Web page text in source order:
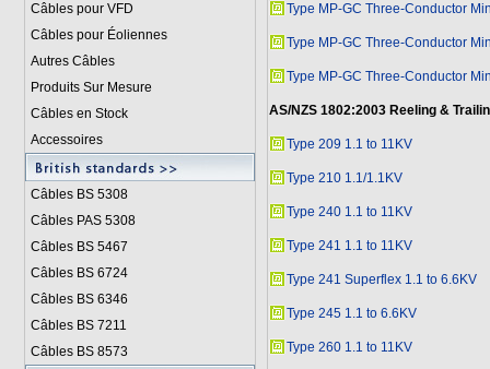
Câbles pour VFD
Câbles pour Éoliennes
Autres Câbles
Produits Sur Mesure
Câbles en Stock
Accessoires
Câbles BS 5308
Câbles PAS 5308
Câbles BS 5467
Câbles BS 6724
Câbles BS 6346
Câbles BS 7211
Câbles BS 8573
Type MP-GC Three-Conductor
Type MP-GC Three-Conductor
Type MP-GC Three-Conductor
AS/NZS 1802:2003Reeling &
Type 209 1.1 to 11KV
Type 210 1.1/1.1KV
Type 240 1.1 to 11KV
Type 241 1.1 to 11KV
Type 241 Superflex 1.1 to 6.6KV
Type 245 1.1 to 6.6KV
Type 260 1.1 to 11KV